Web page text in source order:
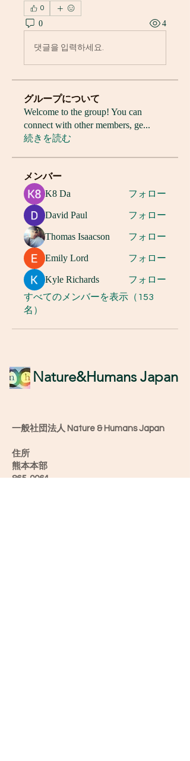
0
0 4
댓글을 입력하세요.
グループについて
Welcome to the group! You can
connect with other members, ge...
続きを読む
メンバー
K8 Da フォロー
David Paul フォロー
Thomas Isaacson フォロー
Emily Lord フォロー
Kyle Richards
フォロー
すべてのメンバーを表示（153
名）
​Nature&Humans Japan
一般社団法人 Nature & Humans Japan
住所
熊本本部
865-0064